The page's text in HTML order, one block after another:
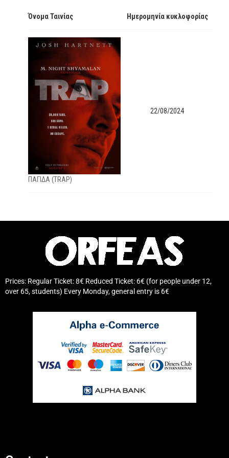
Όνομα Ταινίας Ημερομηνία κυκλοφορίας
ΠΑΓΙΔΑ (TRAP)
22/08/2024
Prices: Regular Ticket: 8€ Reduced Ticket: 6€ (for people under 12,
over 65, students) Every Monday, general entry is 6€